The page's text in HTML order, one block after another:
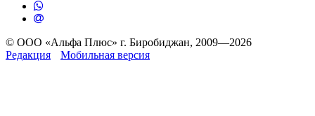
© ООО «Альфа Плюс» г. Биробиджан, 2009—2026
Редакция
Мобильная версия